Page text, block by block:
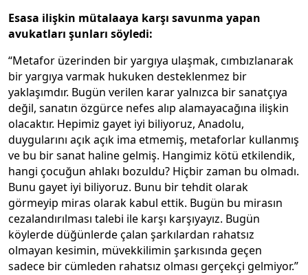
Esasa ilişkin mütalaaya karşı savunma yapan
avukatları şunları söyledi:
“Metafor üzerinden bir yargıya ulaşmak, cımbızlanarak
bir yargıya varmak hukuken desteklenmez bir
yaklaşımdır. Bugün verilen karar yalnızca bir sanatçıya
değil, sanatın özgürce nefes alıp alamayacağına ilişkin
olacaktır. Hepimiz gayet iyi biliyoruz, Anadolu,
duygularını açık açık ima etmemiş, metaforlar kullanmış
ve bu bir sanat haline gelmiş. Hangimiz kötü etkilendik,
hangi çocuğun ahlakı bozuldu? Hiçbir zaman bu olmadı.
Bunu gayet iyi biliyoruz. Bunu bir tehdit olarak
görmeyip miras olarak kabul ettik. Bugün bu mirasın
cezalandırılması talebi ile karşı karşıyayız. Bugün
köylerde düğünlerde çalan şarkılardan rahatsız
olmayan kesimin, müvekkilimin şarkısında geçen
sadece bir cümleden rahatsız olması gerçekçi gelmiyor.”